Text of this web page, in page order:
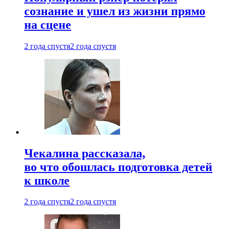
сознание и ушел из жизни прямо
на сцене
2 года спустя2 года спустя
Чекалина рассказала,
во что обошлась подготовка детей
к школе
2 года спустя2 года спустя